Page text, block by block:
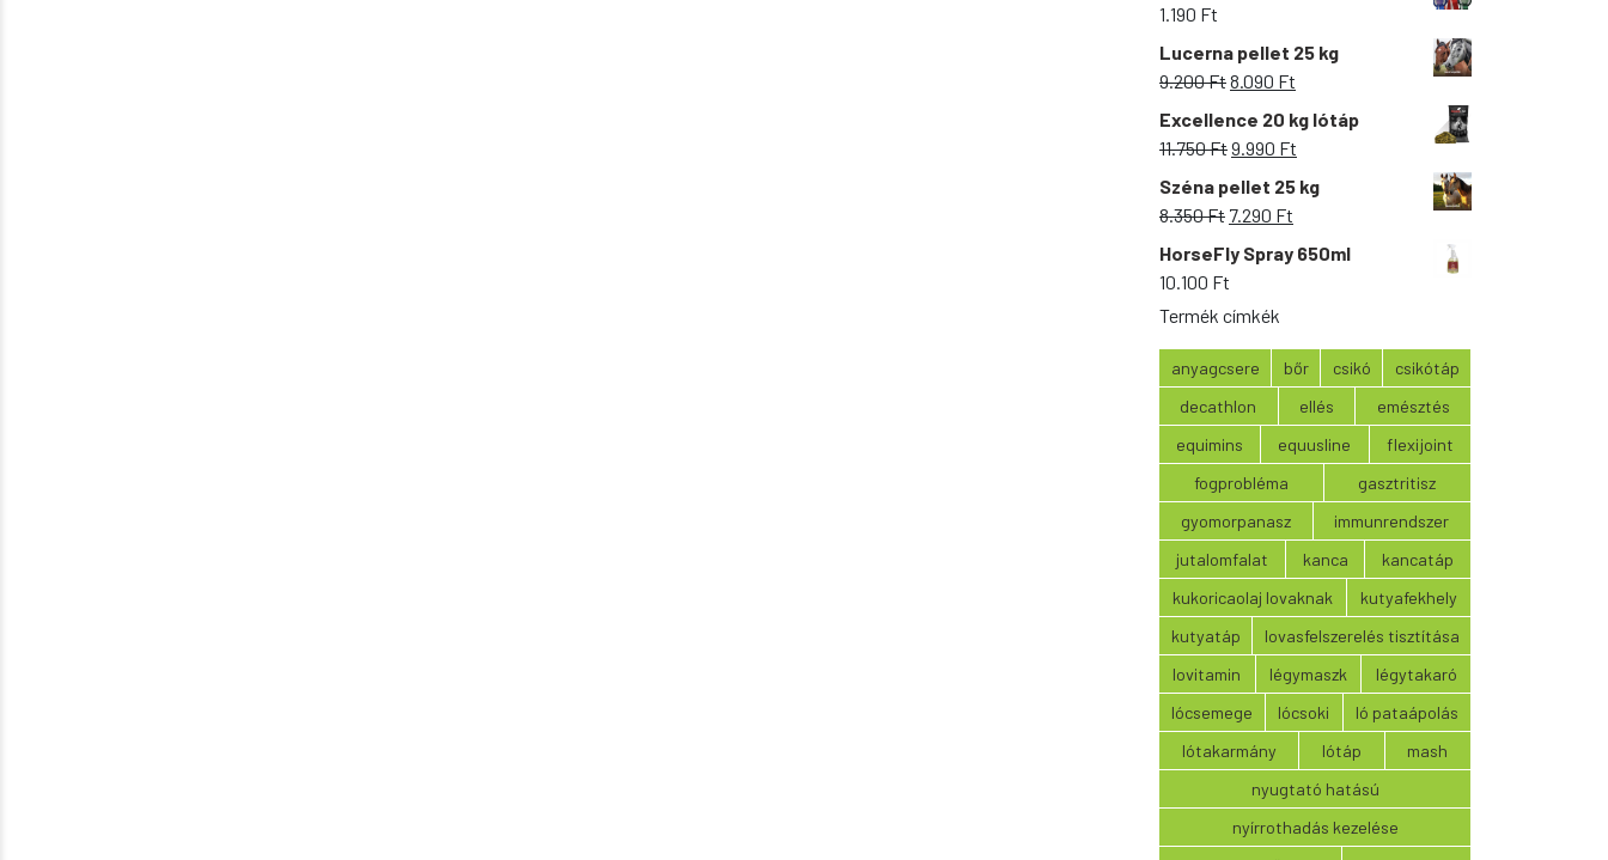
1.190 Ft
Lucerna pellet 25 kg
9.200FtOriginal
price
was:
9.200 Ft.
8.090 Ft
price
is:
8.090 Ft.
Excellence 20 kg lótáp
11.750FtOriginal
price
was:
11.750 Ft.
9.990 Ft
price
is:
Széna pellet 25 kg
8.350Ft Original
price
was:
7.290 Ft
price
HorseFly Spray 650ml
10.100 Ft
Termék címkék
anyagcsere bőr csikó
csikótáp
decathlon
ellés
emésztés
equimins
equusline
flexijoint
fogprobléma
gasztritisz
gyomorpanasz
immunrendszer
jutalomfalat
kanca
kancatáp
kukoricaolaj lovaknak
kutyafekhely
kutyatáp
lovasfelszerelés tisztítása
lovitamin
légymaszk
légytakaró
lócsemege
lócsoki
ló pataápolás
lótakarmány
lótáp
mash
nyugtató hatású
nyírrothadás kezelése